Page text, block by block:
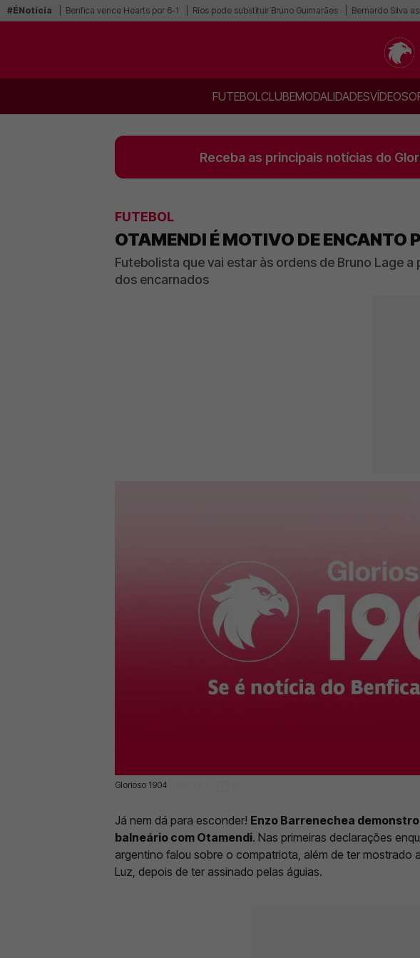
#ÉNotícia Benfica vence Hearts por 6-1 Ríos pode substituir Bruno Guimarães Bernardo Silva
FUTEBOLCLUBEMODALIDADESVÍDEOS
Receba as principais notícias do
FUTEBOL
OTAMENDI É MOTIVO DE ENCANTO
Futebolista que vai estar às ordens de Bruno Lage
dos encarnados
Glorioso 1904
19 Jul 2025 | 00:34 |
Já nem dá para esconder! Enzo Barrenechea
balneário com Otamendi. Nas primeiras declarações
argentino falou sobre o compatriota, além de ter mostrado
Luz, depois de ter assinado pelas águias.